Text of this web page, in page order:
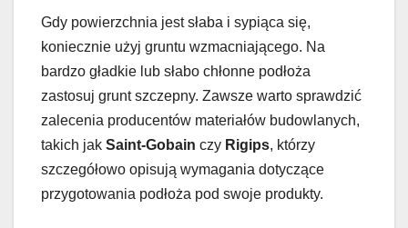
Gdy powierzchnia jest słaba i sypiąca się,
koniecznie użyj gruntu wzmacniającego. Na
bardzo gładkie lub słabo chłonne podłoża
zastosuj grunt szczepny. Zawsze warto sprawdzić
zalecenia producentów materiałów budowlanych,
takich jak Saint-Gobain czy Rigips, którzy
szczegółowo opisują wymagania dotyczące
przygotowania podłoża pod swoje produkty.